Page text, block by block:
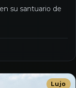
su santuario de
Lujo